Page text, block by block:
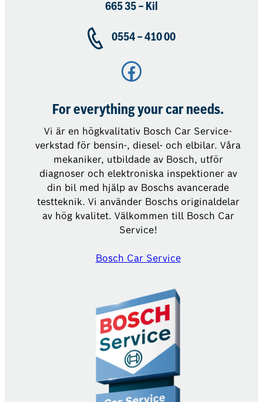
665 35 – Kil
0554 – 410 00
Facebook
For everything your car needs.
Vi är en högkvalitativ Bosch Car Service-
verkstad för bensin-, diesel- och elbilar. Våra
mekaniker, utbildade av Bosch, utför
diagnoser och elektroniska inspektioner av
din bil med hjälp av Boschs avancerade
testteknik. Vi använder Boschs originaldelar
av hög kvalitet. Välkommen till Bosch Car
Service!
Bosch Car Service